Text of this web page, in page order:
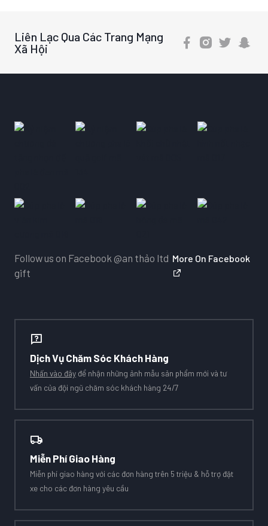
Liên Lạc Qua Các Trang Mạng
Xã Hội
Follow us on Facebook @an thảo ltd
gift
More On Facebook
Dịch Vụ Chăm Sóc Khách Hàng
Nhấn vào đây để nhận những ảnh mẫu sản phẩm mới và tư
vấn của đội ngũ chăm sóc khách hàng 24/7
Miễn Phí Giao Hàng
Miễn phí giao hàng với các đơn hàng trên 5 triệu & hỗ trợ đặt
xe cho các đơn hàng yêu cầu